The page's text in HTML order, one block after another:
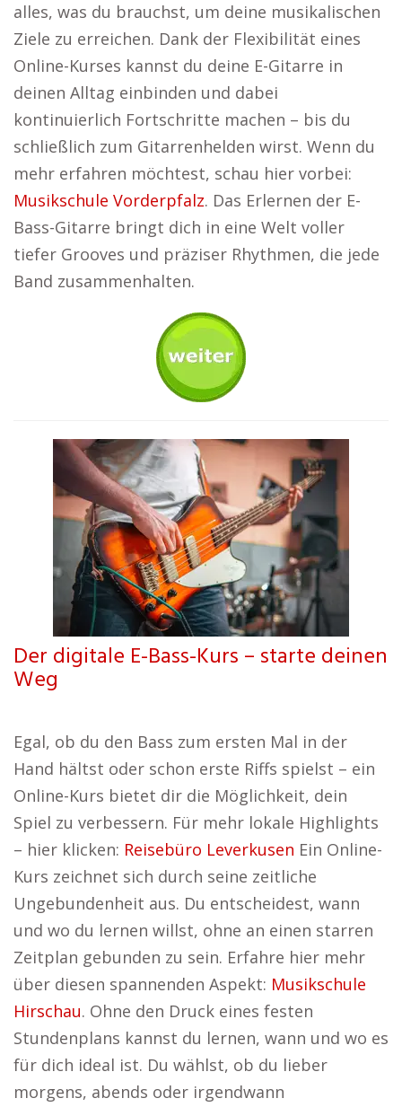
alles, was du brauchst, um deine musikalischen
Ziele zu erreichen. Dank der Flexibilität eines
Online-Kurses kannst du deine E-Gitarre in
deinen Alltag einbinden und dabei
kontinuierlich Fortschritte machen – bis du
schließlich zum Gitarrenhelden wirst. Wenn du
mehr erfahren möchtest, schau hier vorbei:
Musikschule Vorderpfalz. Das Erlernen der E-
Bass-Gitarre bringt dich in eine Welt voller
tiefer Grooves und präziser Rhythmen, die jede
Band zusammenhalten.
Der digitale E-Bass-Kurs – starte deinen
Weg
Egal, ob du den Bass zum ersten Mal in der
Hand hältst oder schon erste Riffs spielst – ein
Online-Kurs bietet dir die Möglichkeit, dein
Spiel zu verbessern. Für mehr lokale Highlights
– hier klicken: Reisebüro Leverkusen Ein Online-
Kurs zeichnet sich durch seine zeitliche
Ungebundenheit aus. Du entscheidest, wann
und wo du lernen willst, ohne an einen starren
Zeitplan gebunden zu sein. Erfahre hier mehr
über diesen spannenden Aspekt: Musikschule
Hirschau. Ohne den Druck eines festen
Stundenplans kannst du lernen, wann und wo es
für dich ideal ist. Du wählst, ob du lieber
morgens, abends oder irgendwann